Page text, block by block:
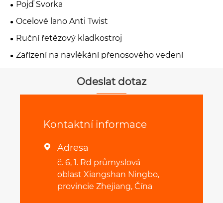
Pojď Svorka
Ocelové lano Anti Twist
Ruční řetězový kladkostroj
Zařízení na navlékání přenosového vedení
Odeslat dotaz
Kontaktní informace
 Adresa
č. 6, 1. Rd průmyslová
oblast Xiangshan Ningbo,
provincie Zhejiang, Čína